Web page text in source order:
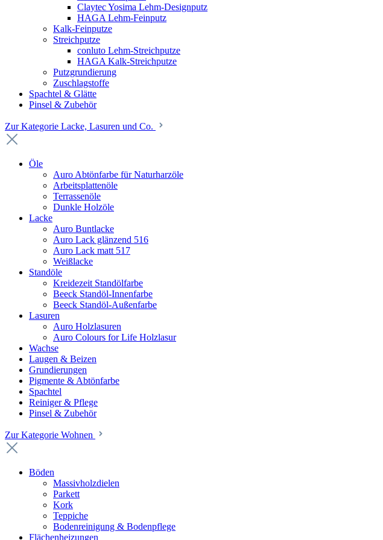
Claytec Yosima Lehm-Designputz
HAGA Lehm-Feinputz
Kalk-Feinputze
Streichputze
conluto Lehm-Streichputze
HAGA Kalk-Streichputze
Putzgrundierung
Zuschlagstoffe
Spachtel & Glätte
Pinsel & Zubehör
Zur Kategorie Lacke, Lasuren und Co.
Öle
Auro Abtönfarbe für Naturharzöle
Arbeitsplattenöle
Terrassenöle
Dunkle Holzöle
Lacke
Auro Buntlacke
Auro Lack glänzend 516
Auro Lack matt 517
Weißlacke
Standöle
Kreidezeit Standölfarbe
Beeck Standöl-Innenfarbe
Beeck Standöl-Außenfarbe
Lasuren
Auro Holzlasuren
Auro Colours for Life Holzlasur
Wachse
Laugen & Beizen
Grundierungen
Pigmente & Abtönfarbe
Spachtel
Reiniger & Pflege
Pinsel & Zubehör
Zur Kategorie Wohnen
Böden
Massivholzdielen
Parkett
Kork
Teppiche
Bodenreinigung & Bodenpflege
Flächenheizungen